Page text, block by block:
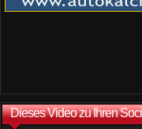
Dieses Video zu Ihren